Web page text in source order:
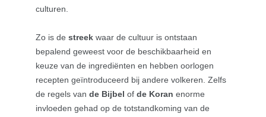
culturen.
Zo is de streek waar de cultuur is ontstaan
bepalend geweest voor de beschikbaarheid en
keuze van de ingrediënten en hebben oorlogen
recepten geïntroduceerd bij andere volkeren. Zelfs
de regels van de Bijbel of de Koran enorme
invloeden gehad op de totstandkoming van de